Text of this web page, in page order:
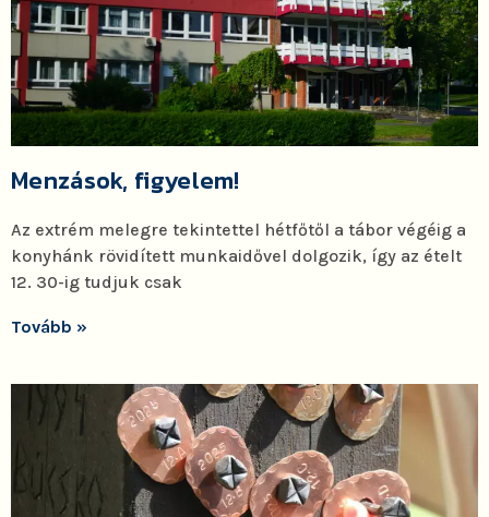
Menzások, figyelem!
Az extrém melegre tekintettel hétfőtől a tábor végéig a
konyhánk rövidített munkaidővel dolgozik, így az ételt
12. 30-ig tudjuk csak
Tovább »